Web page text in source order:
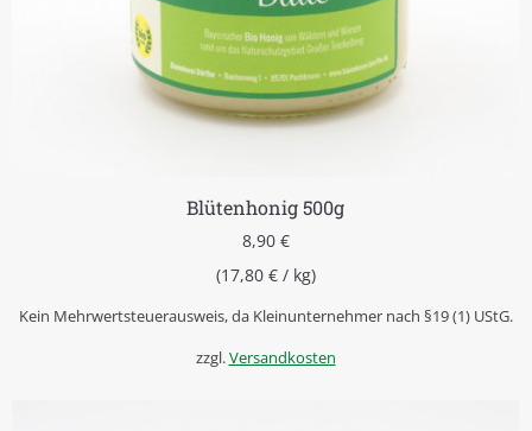
Blütenhonig 500g
8,90 €
(17,80 €/ kg)
Kein Mehrwertsteuerausweis, da Kleinunternehmer nach §19 (1) UStG.
zzgl.Versandkosten